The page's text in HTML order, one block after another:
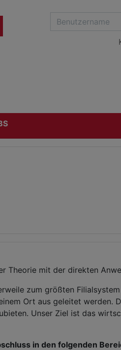
Theorie mit der direkten
zum größten
Ort aus geleitet werden.
Unser Ziel ist das
in den folgenden